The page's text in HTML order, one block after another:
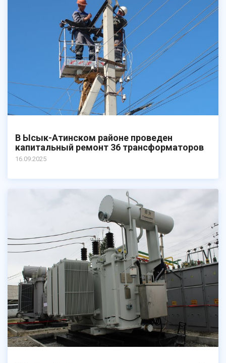
В Ысык-Атинском районе проведен
капитальный ремонт 36 трансформаторов
16.09.2025